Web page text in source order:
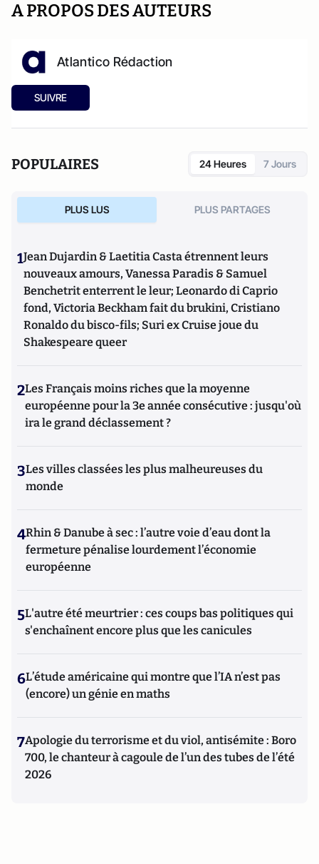
A PROPOS DES AUTEURS
Atlantico Rédaction
SUIVRE
POPULAIRES 24 Heures 7 Jours
PLUS LUS PLUS PARTAGES
1Jean Dujardin & Laetitia Casta étrennent leurs
nouveaux amours, Vanessa Paradis & Samuel
Benchetrit enterrent le leur; Leonardo di Caprio
fond, Victoria Beckham fait du brukini, Cristiano
Ronaldo du bisco-fils; Suri ex Cruise joue du
Shakespeare queer
2Les Français moins riches que la moyenne
européenne pour la 3e année consécutive : jusqu'où
ira le grand déclassement ?
3Les villes classées les plus malheureuses du
monde
4Rhin & Danube à sec : l’autre voie d’eau dont la
fermeture pénalise lourdement l’économie
européenne
5L'autre été meurtrier : ces coups bas politiques qui
s'enchaînent encore plus que les canicules
6L’étude américaine qui montre que l’IA n’est pas
(encore) un génie en maths
7Apologie du terrorisme et du viol, antisémite : Boro
700, le chanteur à cagoule de l’un des tubes de l’été
2026